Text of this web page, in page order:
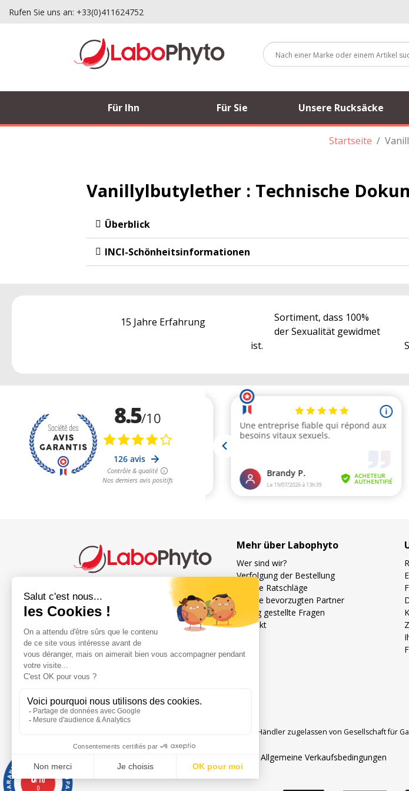
Rufen Sie uns an: +33(0)411624752
Für Ihn Für Sie Unsere Rucksäcke
Startseite
Vanillylbutylether : Technische
Überblick
INCI-Schönheitsinformationen
15 Jahre Erfahrung
Sortiment, dass 100%
der Sexualität gewidmet
ist.
Französischer Spezialist für
Nahrungsergänzungsmittel
Fruchtbarkeit von Mann und
Frau
Réseaux sociaux
Mehr über Labophyto
Wer sind wir?
Verfolgung der Bestellung
Unsere Ratschläge
Unsere bevorzugten Partner
Häufig gestellte Fragen
Kontakt
Händler zugelassen von Gesellschaft für
Allgemeine Verkaufsbedingungen
0/10
0